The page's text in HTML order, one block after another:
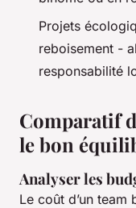
Projets
reboisement -
responsabilité
Comparatif
le bon
Analyser les
Le coût d’un